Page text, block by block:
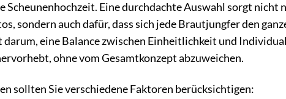
Eine durchdachte Auswahl sorgt nicht
sondern auch dafür, dass sich jede Brautjungfer den
eine Balance zwischen Einheitlichkeit und
ohne vom Gesamtkonzept abzuweichen.
sollten Sie verschiedene Faktoren berücksichtigen: